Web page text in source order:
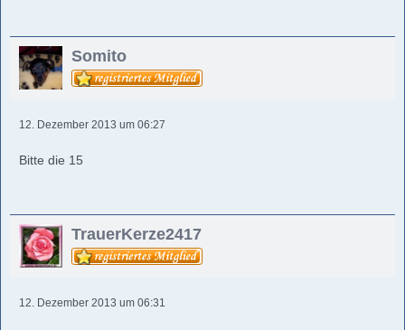
Somito
12. Dezember 2013 um 06:27
Bitte die 15
TrauerKerze2417
12. Dezember 2013 um 06:31